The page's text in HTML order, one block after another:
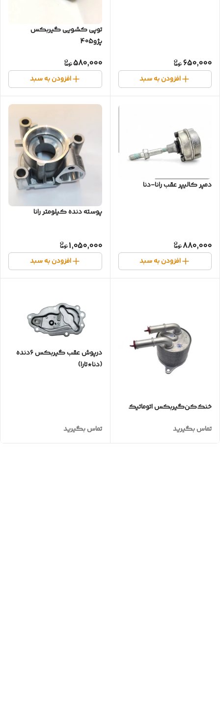
650,000
افزودن به سبد
توپی کشویی گیربکس
پژو405
580,000
افزودن به سبد
دمپر کالیپر عقب رانا-دنا
880,000
افزودن به سبد
پوسته دنده کیلومتر رانا
1,050,000
افزودن به سبد
خنک‌کن‌گیربکس‌ اتوماتیک
تماس بگیرید
درپوش عقب گیربکس ۶دنده
(دنا*تارا)
تماس بگیرید